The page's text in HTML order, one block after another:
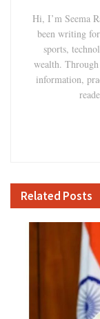
Hi, I’m Seema
been writing
sports,
wealth.
information,
Related Posts